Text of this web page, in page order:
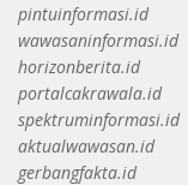
pintuinformasi.id
wawasaninformasi.id
horizonberita.id
portalcakrawala.id
spektruminformasi.id
aktualwawasan.id
gerbangfakta.id